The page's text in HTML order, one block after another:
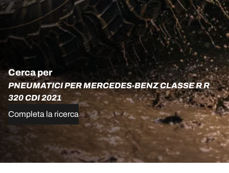
Cerca per
PNEUMATICI PER MERCEDES-BENZ CLASSE R R
320 CDI 2021
Completa la ricerca